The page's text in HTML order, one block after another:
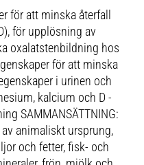
för att minska återfall
för upplösning av
oxalatstenbildning hos
för att minska
i urinen och
kalcium och D -
SAMMANSÄTTNING:
animaliskt ursprung,
och fetter, fisk- och